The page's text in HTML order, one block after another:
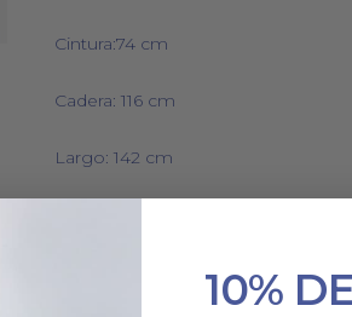
Cintura:74 cm
Cadera: 116 cm
Largo: 142 cm
10%